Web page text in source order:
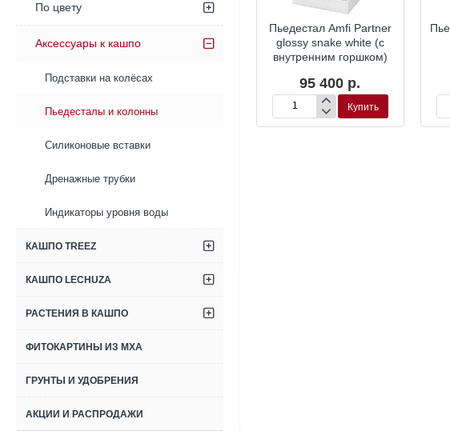
По цвету
Аксессуары к кашпо
Подставки на колёсах
Пьедесталы и колонны
Силиконовые вставки
Дренажные трубки
Индикаторы уровня воды
КАШПО TREEZ
КАШПО LECHUZA
РАСТЕНИЯ В КАШПО
ФИТОКАРТИНЫ ИЗ МХА
ГРУНТЫ И УДОБРЕНИЯ
АКЦИИ И РАСПРОДАЖИ
колонна
Effectory Beton колонна
Пьедестал Amfi Partner
glossy snake white (с
внутренним горшком)
95 400 р.
Пьедестал
Amfi
Купить